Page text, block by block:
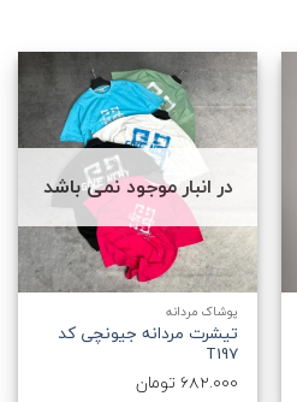
در انبار موجود نمی باشد
پوشاک مردانه
تیشرت مردانه جیونچی کد
T197
682.000تومان